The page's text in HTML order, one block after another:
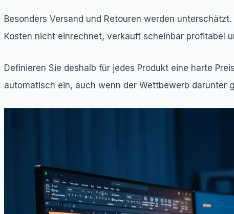
Besonders Versand und Retouren werden
Kosten nicht einrechnet, verkauft scheinbar profitabel
Definieren Sie deshalb für jedes Produkt eine harte
automatisch ein, auch wenn der Wettbewerb darunter